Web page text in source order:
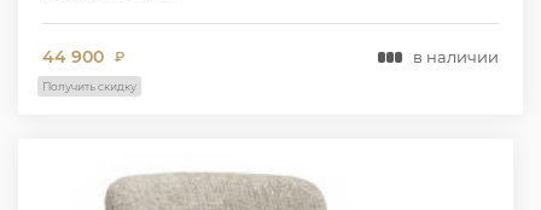
44 900 ₽ в наличии
Получить скидку